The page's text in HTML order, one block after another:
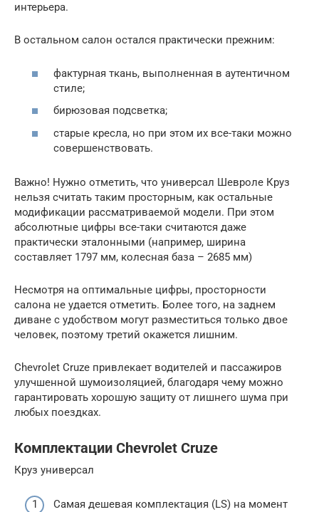
интерьера.
В остальном салон остался практически прежним:
фактурная ткань, выполненная в аутентичном
стиле;
бирюзовая подсветка;
старые кресла, но при этом их все-таки можно
совершенствовать.
Важно! Нужно отметить, что универсал Шевроле Круз
нельзя считать таким просторным, как остальные
модификации рассматриваемой модели. При этом
абсолютные цифры все-таки считаются даже
практически эталонными (например, ширина
составляет 1797 мм, колесная база – 2685 мм)
Несмотря на оптимальные цифры, просторности
салона не удается отметить. Более того, на заднем
диване с удобством могут разместиться только двое
человек, поэтому третий окажется лишним.
Chevrolet Cruze привлекает водителей и пассажиров
улучшенной шумоизоляцией, благодаря чему можно
гарантировать хорошую защиту от лишнего шума при
любых поездках.
Комплектации Chevrolet Cruze
Круз универсал
Самая дешевая комплектация (LS) на момент